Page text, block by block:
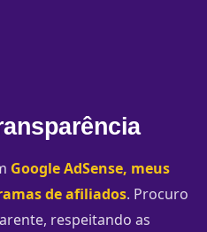
Google AdSense, meus
de afiliados. Procuro
respeitando as